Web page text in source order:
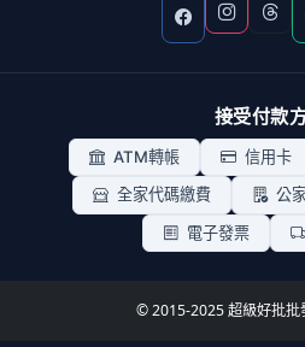
接受付款
ATM轉帳 信用卡
全家代碼繳費
公
電子發票
© 2015-2025 超級好批批